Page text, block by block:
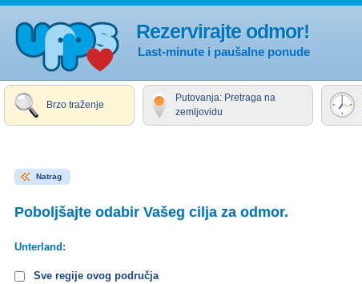
Rezervirajte odmor!
Last-minute i paušalne ponude
Brzo traženje
Putovanja: Pretraga na
zemljovidu
Natrag
Poboljšajte odabir Vašeg cilja za odmor.
Unterland:
Sve regije ovog područja